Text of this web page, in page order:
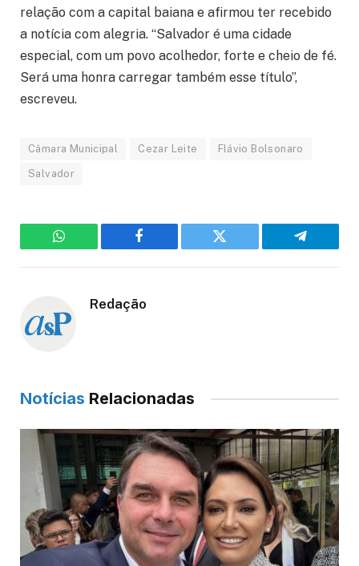
relação com a capital baiana e afirmou ter recebido
a notícia com alegria. “Salvador é uma cidade
especial, com um povo acolhedor, forte e cheio de fé.
Será uma honra carregar também esse título”,
escreveu.
Câmara Municipal Cezar Leite Flávio Bolsonaro
Salvador
WhatsApp Facebook Twitter Telegram
Redação
Notícias Relacionadas